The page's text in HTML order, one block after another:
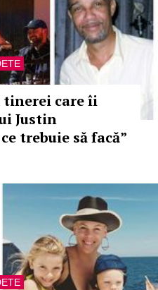
tinerei care îi
Justin
trebuie să facă”